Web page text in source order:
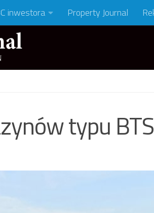
inwestora Property Journal
typu BTS